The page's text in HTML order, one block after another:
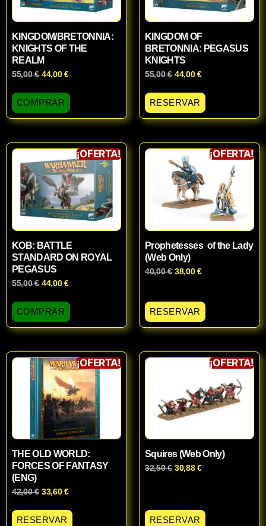
KINGDOM/BRETONNIA:
KNIGHTS OF THE
REALM
55,00€ 44,00€
COMPRAR
KINGDOM OF
BRETONNIA: PEGASUS
KNIGHTS
55,00€ 44,00€
RESERVAR
¡OFERTA!
KOB: BATTLE
STANDARD ON ROYAL
PEGASUS
55,00€ 44,00€
COMPRAR
¡OFERTA!
Prophetesses of the Lady
(Web Only)
40,00€ 38,00€
RESERVAR
¡OFERTA!
THE OLD WORLD:
FORCES OF FANTASY
(ENG)
42,00€ 33,60€
RESERVAR
¡OFERTA!
Squires (Web Only)
32,50€ 30,88€
RESERVAR